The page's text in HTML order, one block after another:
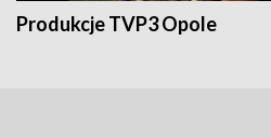
Produkcje TVP3 Opole